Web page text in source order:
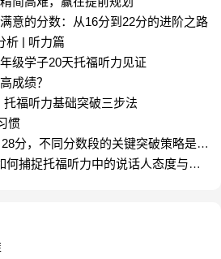
、系统化、重精听
枪对于听力提升的效果极为有
大脑对英语语音、语义和逻辑
，这需要时间来培养和固化。
：听力提升无捷 径，建议将
早开始。通过长期的、规律性
语声音的敏感度和熟悉度。
材，广泛接触不同领域、不同
思维切换的灵活性。
意的分数：从16分到22分的进阶之路
析 | 听力篇
级学子20天托福听力见证
成绩？
托福听力基础突破三步法
惯
分，不同分数段的关键突破策略是什
何捕捉托福听力中的说话人态度与语